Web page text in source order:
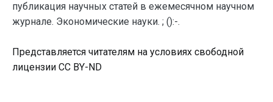
публикация научных статей в ежемесячном научном
журнале. Экономические науки. ; ():-.
Представляется читателям на условиях свободной
лицензии CC BY-ND